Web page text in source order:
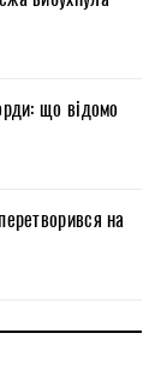
що відомо
на